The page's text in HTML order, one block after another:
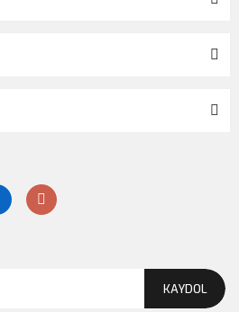
KAYDOL